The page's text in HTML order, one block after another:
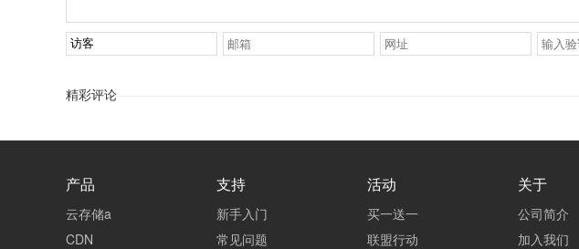
精彩评论
产品
云存储a
CDN
支持
新手入门
常见问题
活动
买一送一
联盟行动
关于
公司简介
加入我们